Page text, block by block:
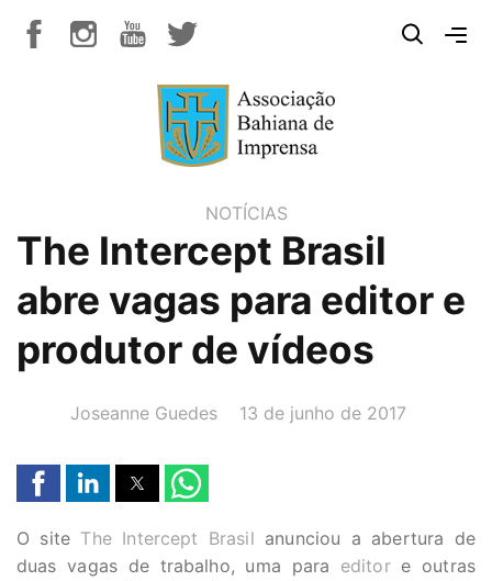
NOTÍCIAS
The Intercept Brasil
abre vagas para editor e
produtor de vídeos
AUTOR(A):
Joseanne Guedes DATA:
13 de junho de 2017
O site The Intercept Brasil anunciou a abertura de
duas vagas de trabalho, uma para editore outras